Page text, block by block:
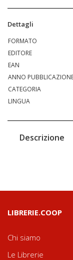
Dettagli
FORMATO
EDITORE
EAN
ANNO
CATEGORIA
LINGUA
Descrizione
LIBRERIE.COOP
Chi siamo
Le Librerie